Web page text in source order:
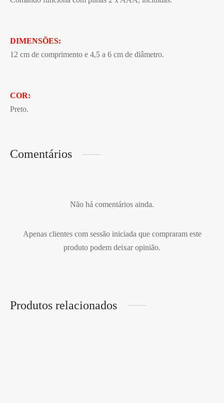
DIMENSÕES:
12 cm de comprimento e 4,5 a 6 cm de diâmetro.
COR:
Preto.
Comentários
Não há comentários ainda.
Apenas clientes com sessão iniciada que compraram este
produto podem deixar opinião.
Produtos relacionados